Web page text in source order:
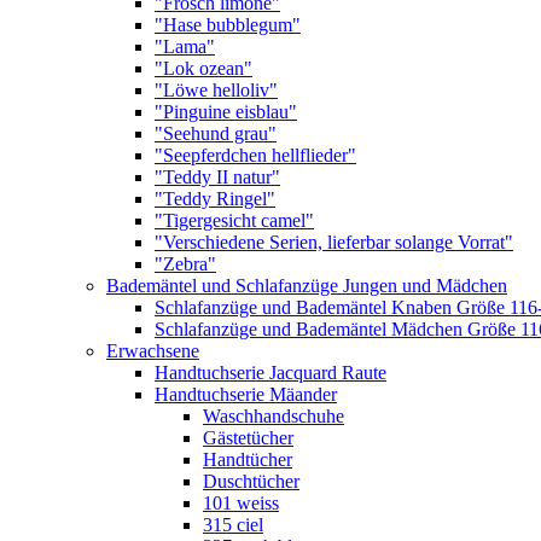
"Hase bubblegum"
"Lama"
"Lok ozean"
"Löwe helloliv"
"Pinguine eisblau"
"Seehund grau"
"Seepferdchen hellflieder"
"Teddy II natur"
"Teddy Ringel"
"Tigergesicht camel"
"Verschiedene Serien, lieferbar solange Vorrat"
"Zebra"
Bademäntel und Schlafanzüge Jungen und Mädchen
Schlafanzüge und Bademäntel Knaben Größe
Schlafanzüge und Bademäntel Mädchen Größe
Erwachsene
Handtuchserie Jacquard Raute
Handtuchserie Mäander
Waschhandschuhe
Gästetücher
Handtücher
Duschtücher
101 weiss
315 ciel